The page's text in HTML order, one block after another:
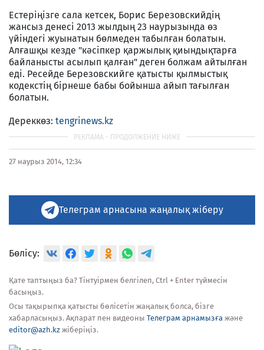
Естеріңізге сала кетсек, Борис Березовскийдің
жансыз денесі 2013 жылдың 23 наурызында өз
үйіндегі жуынатын бөлмеден табылған болатын.
Алғашқы кезде "кәсіпкер қаржылық қиындықтарға
байланысты асылып қалған" деген болжам айтылған
еді. Ресейде Березовскийге қатысты қылмыстық
кодекстің бірнеше бабы бойынша айып тағылған
болатын.
Дереккөз: tengrinews.kz
27 наурыз 2014, 12:34
Телеграм арнасына жаңалық жіберу
Бөлісу:
Қате таптыңыз ба? Тінтуірмен белгілеп, Ctrl + Enter түймесін
басыңыз.
Осы тақырыпқа қатысты бөлісетін жаңалық болса, бізге
хабарласыңыз. Ақпарат пен видеоны Телеграм арнамызға және
editor@azh.kz жіберіңіз.